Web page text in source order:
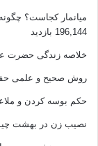
میانمار کجاست؟
196,144 بازدید
خلاصه زندگی حضرت
روش صحیح و علمی
حکم بوسه کردن و
نصیب زن در بهشت